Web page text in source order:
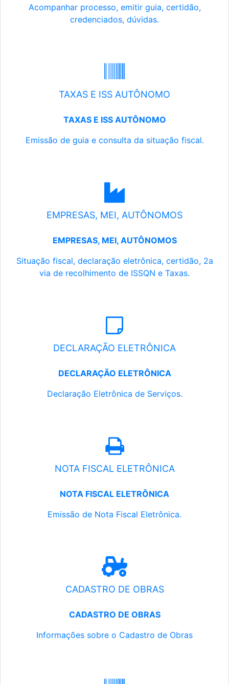
Acompanhar processo, emitir guia, certidão,
credenciados, dúvidas.
TAXAS E ISS AUTÔNOMO
TAXAS E ISS AUTÔNOMO
Emissão de guia e consulta da situação fiscal.
EMPRESAS, MEI, AUTÔNOMOS
EMPRESAS, MEI, AUTÔNOMOS
Situação fiscal, declaração eletrônica, certidão, 2a
via de recolhimento de ISSQN e Taxas.
DECLARAÇÃO ELETRÔNICA
DECLARAÇÃO ELETRÔNICA
Declaração Eletrônica de Serviços.
NOTA FISCAL ELETRÔNICA
NOTA FISCAL ELETRÔNICA
Emissão de Nota Fiscal Eletrônica.
CADASTRO DE OBRAS
CADASTRO DE OBRAS
Informações sobre o Cadastro de Obras